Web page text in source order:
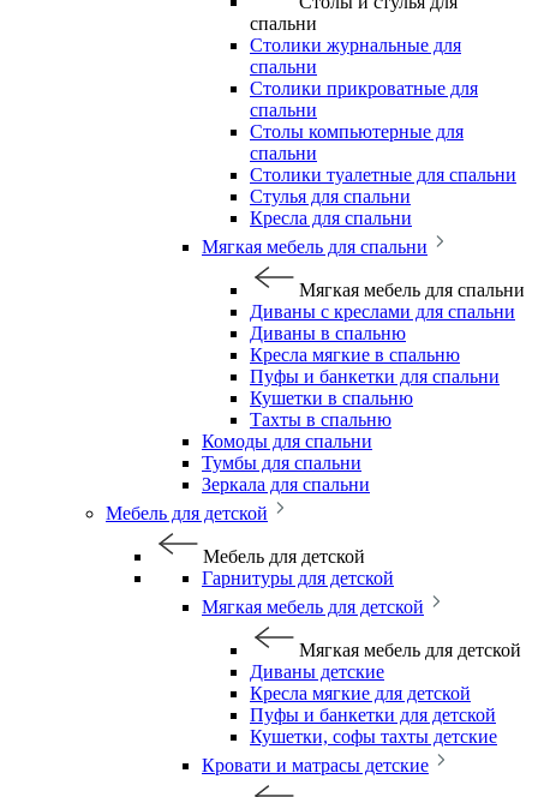
спальни
Столики журнальные для
спальни
Столики прикроватные для
спальни
Столы компьютерные для
спальни
Столики туалетные для спальни
Стулья для спальни
Кресла для спальни
Мягкая мебель для спальни
Мягкая мебель для спальни
Диваны с креслами для спальни
Диваны в спальню
Кресла мягкие в спальню
Пуфы и банкетки для спальни
Кушетки в спальню
Тахты в спальню
Комоды для спальни
Тумбы для спальни
Зеркала для спальни
Мебель для детской
Мебель для детской
Гарнитуры для детской
Мягкая мебель для детской
Мягкая мебель для детской
Диваны детские
Кресла мягкие для детской
Пуфы и банкетки для детской
Кушетки, софы тахты детские
Кровати и матрасы детские